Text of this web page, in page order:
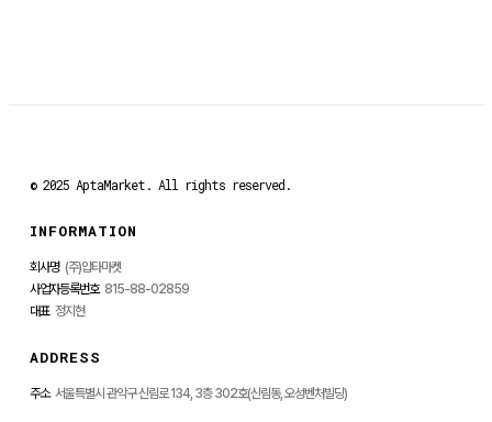
© 2025 AptaMarket. All rights reserved.
INFORMATION
회사명 (주)압타마켓
사업자등록번호 815-88-02859
대표 정지현
ADDRESS
주소 서울특별시 관악구 신림로 134, 3층 302호(신림동, 오성벤처빌딩)